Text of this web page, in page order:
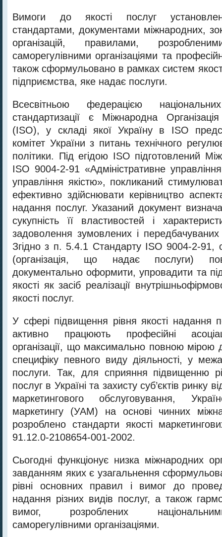
Вимоги до якості послуг
стандартами, документами міжнародних,
організацій, правилами,
саморегулівними організаціями та
також сформульовано в рамках систем
підприємства, яке надає послуги.
Всесвітньою федерацією
стандартизації є Міжнародна
(ISO), у складі якої Україну в ISO
комітет України з питань технічного
політики. Під егідою ISO підготовлений
ISO 9004-2-91 «Адміністративне
управління якістю», покликаний
ефективно здійснювати керівництво
надання послуг. Указаний документ
сукупність її властивостей і
задоволення зумовлених і
Згідно з п. 5.4.1 Стандарту ISO 9004-2-91,
(організація, що надає послуги)
документально оформити, упровадити та
якості як засіб реалізації
якості послуг.
У сфері підвищення рівня якості надання
активно працюють професійні
організації, що максимально повною мірою
специфіку певного виду діяльності, у
послуги. Так, для сприяння підвищенню
послуг в Україні та захисту суб’єктів ринку
маркетингового обслуговування,
маркетингу (УАМ) на основі чинних
розроблено стандарти якості
91.12.0-2108654-001-2002.
Сьогодні функціонує низка міжнародних
завданням яких є узагальнення
рівні основних правил і вимог до
надання різних видів послуг, а також
вимог, розроблених
саморегулівними організаціями.